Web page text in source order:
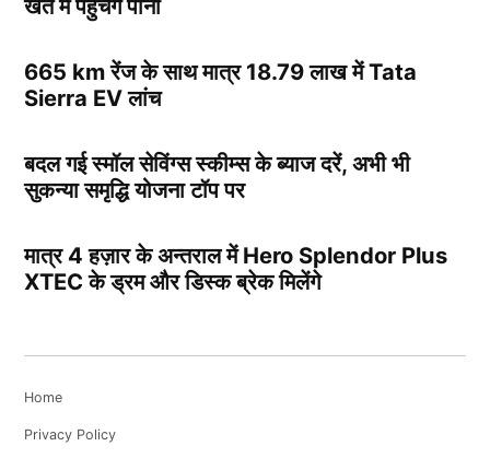
खेत में पहुचेंगे पानी
665 km रेंज के साथ मात्र 18.79 लाख में Tata
Sierra EV लांच
बदल गई स्मॉल सेविंग्स स्कीम्स के ब्याज दरें, अभी भी
सुकन्या समृद्धि योजना टॉप पर
मात्र 4 हज़ार के अन्तराल में Hero Splendor Plus
XTEC के ड्रम और डिस्क ब्रेक मिलेंगे
Home
Privacy Policy